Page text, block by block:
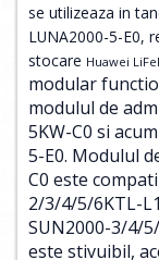
se utilizeaza in
LUNA2000-5-E0,
stocare Huawei
modular
modulul de
5KW-C0 si
5-E0. Modulul
C0 este
2/3/4/5/6KTL-
SUN2000-3/4/
este stivuibil,